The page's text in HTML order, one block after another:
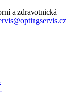
a zdravotnická